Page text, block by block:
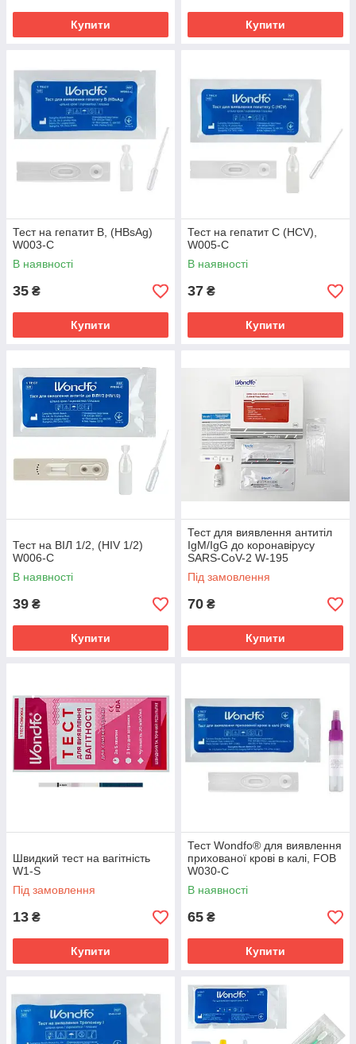
Купити Купити
Тест на гепатит В, (HBsAg)
W003-C
В наявності
35 ₴
Купити
Тест на гепатит С (HCV),
W005-C
В наявності
37 ₴
Купити
Тест на ВІЛ 1/2, (HIV 1/2)
W006-C
В наявності
39 ₴
Купити
Тест для виявлення антитіл
IgM/IgG до коронавірусу
SARS-CoV-2 W-195
Під замовлення
70 ₴
Купити
Швидкий тест на вагітність
W1-S
Під замовлення
13 ₴
Купити
Тест Wondfo® для виявлення
прихованої крові в калі, FOB
W030-C
В наявності
65 ₴
Купити